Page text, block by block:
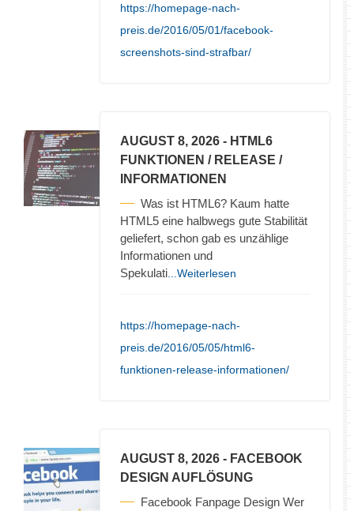
https://homepage-nach-
preis.de/2016/05/01/facebook-
screenshots-sind-strafbar/
AUGUST 8, 2026 - HTML6
FUNKTIONEN / RELEASE /
INFORMATIONEN
Was ist HTML6? Kaum hatte
HTML5 eine halbwegs gute Stabilität
geliefert, schon gab es unzählige
Informationen und
Spekulati ...Weiterlesen
https://homepage-nach-
preis.de/2016/05/05/html6-
funktionen-release-informationen/
AUGUST 8, 2026 - FACEBOOK
DESIGN AUFLÖSUNG
Facebook Fanpage Design Wer